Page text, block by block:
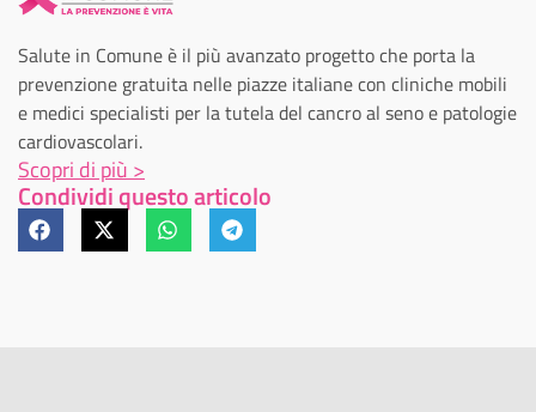
Salute in Comune è il più avanzato progetto che porta la
prevenzione gratuita nelle piazze italiane con cliniche mobili
e medici specialisti per la tutela del cancro al seno e patologie
cardiovascolari.
Scopri di più >
Condividi questo articolo